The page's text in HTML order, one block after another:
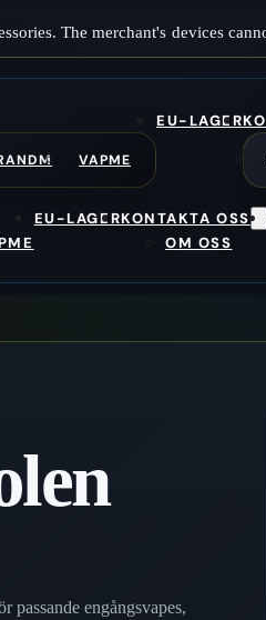
The merchant's devices
VAPME
EU-LAGER
EU-LAGERKONTAKTA OSS
OM OSS
passande engångsvapes,